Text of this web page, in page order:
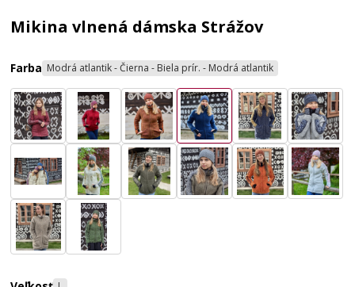
Mikina vlnená dámska Strážov
Farba Modrá atlantik - Čierna - Biela prír. - Modrá atlantik